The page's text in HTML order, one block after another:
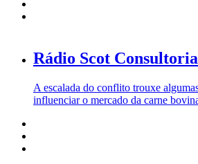
Rádio Scot
A escalada do conflito trouxe
influenciar o mercado da carne